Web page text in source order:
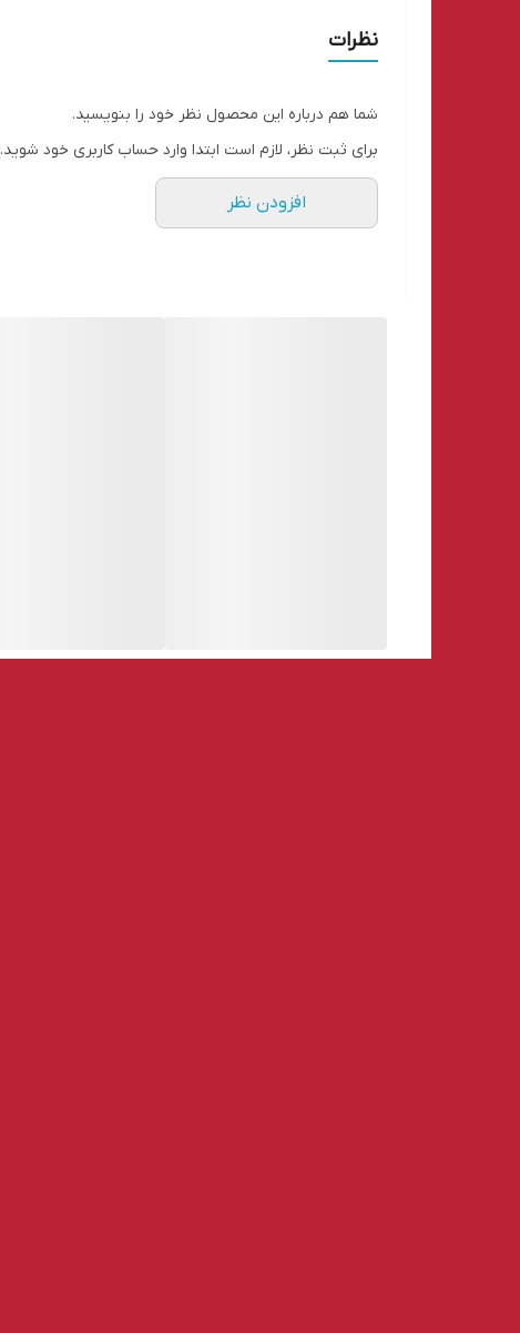
نظرات
شما هم درباره این محصول نظر خود را بنویسید.
برای ثبت نظر، لازم است ابتدا وارد حساب کاربری خود شوید.
افزودن نظر